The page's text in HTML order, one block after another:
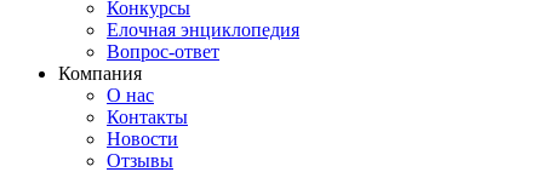
Конкурсы
Елочная энциклопедия
Вопрос-ответ
Компания
О нас
Контакты
Новости
Отзывы